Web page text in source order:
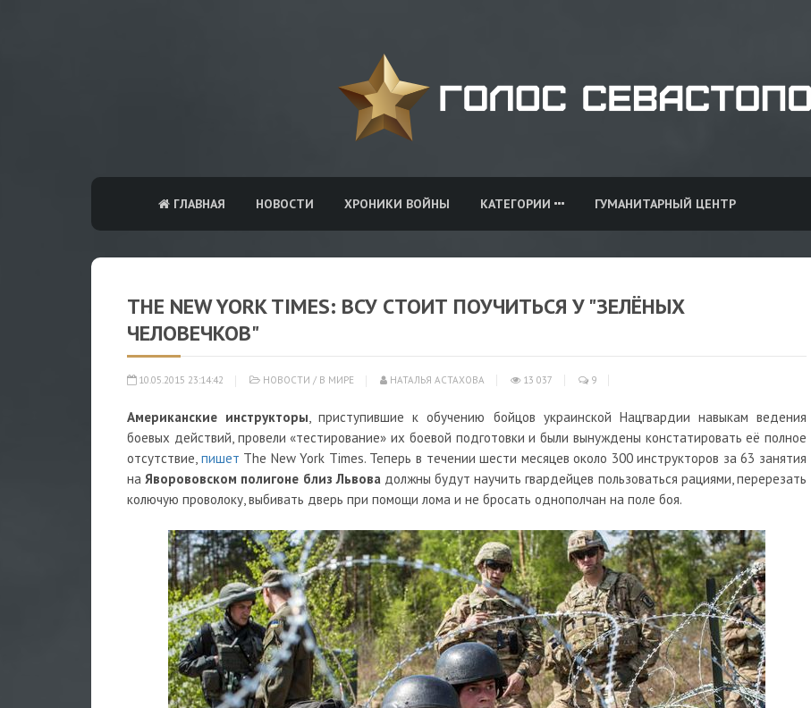
ГЛАВНАЯ НОВОСТИ ХРОНИКИ ВОЙНЫ КАТЕГОРИИ ГУМАНИТАРНЫЙ ЦЕНТР
THE NEW YORK TIMES: ВСУ СТОИТ ПОУЧИТЬСЯ У "ЗЕЛЁНЫХ
ЧЕЛОВЕЧКОВ"
10.05.2015 23:14:42 НОВОСТИ / В МИРЕ НАТАЛЬЯ АСТАХОВА 13 037 9
Американские инструкторы, приступившие к обучению бойцов украинской Нацгвардии навыкам ведения
боевых действий, провели «тестирование» их боевой подготовки и были вынуждены констатировать её полное
отсутствие, пишет The New York Times. Теперь в течении шести месяцев около 300 инструкторов за 63 занятия
наЯворововском полигоне близ Львовадолжны будут научить гвардейцев пользоваться рациями, перерезать
колючую проволоку, выбивать дверь при помощи лома и не бросать однополчан на поле боя.